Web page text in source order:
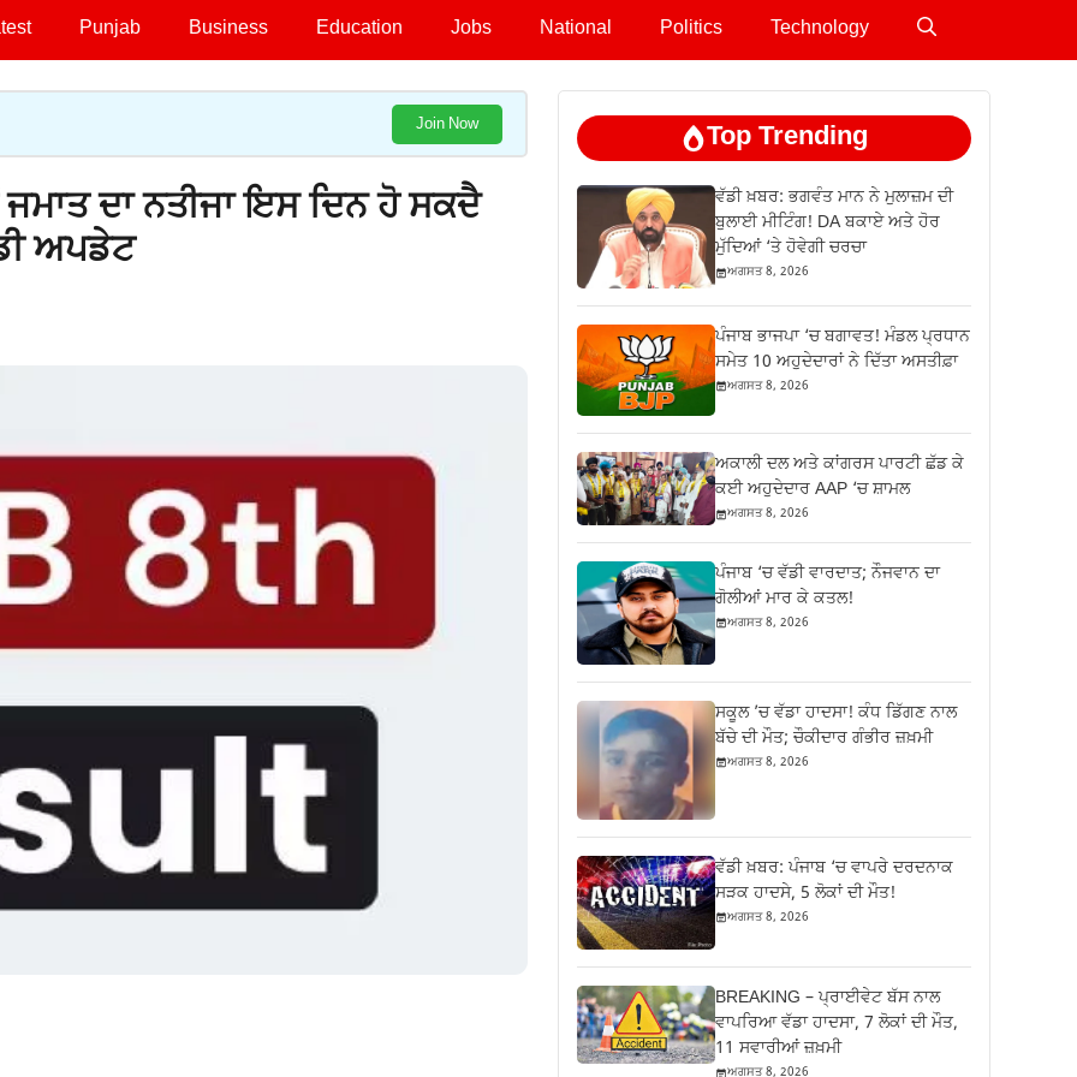
Punjab Business Education Jobs National Politics Technology
Join Now
ਦਾ ਨਤੀਜਾ ਇਸ ਦਿਨ ਹੋ ਸਕਦੈ
ਅਪਡੇਟ
Top Trending
ਵੱਡੀ ਖ਼ਬਰ: ਭਗਵੰਤ ਮਾਨ ਨੇ ਮੁਲਾਜ਼ਮ ਦੀ
ਬੁਲਾਈ ਮੀਟਿੰਗ! DA ਬਕਾਏ ਅਤੇ ਹੋਰ
ਮੁੱਦਿਆਂ ‘ਤੇ ਹੋਵੇਗੀ ਚਰਚਾ
ਅਗਸਤ 8, 2026
ਪੰਜਾਬ ਭਾਜਪਾ ‘ਚ ਬਗਾਵਤ! ਮੰਡਲ ਪ੍ਰਧਾਨ
ਸਮੇਤ 10 ਅਹੁਦੇਦਾਰਾਂ ਨੇ ਦਿੱਤਾ ਅਸਤੀਫ਼ਾ
ਅਗਸਤ 8, 2026
ਅਕਾਲੀ ਦਲ ਅਤੇ ਕਾਂਗਰਸ ਪਾਰਟੀ ਛੱਡ ਕੇ
ਕਈ ਅਹੁਦੇਦਾਰ AAP ‘ਚ ਸ਼ਾਮਲ
ਅਗਸਤ 8, 2026
ਪੰਜਾਬ ‘ਚ ਵੱਡੀ ਵਾਰਦਾਤ; ਨੌਜਵਾਨ ਦਾ
ਗੋਲੀਆਂ ਮਾਰ ਕੇ ਕਤਲ!
ਅਗਸਤ 8, 2026
ਸਕੂਲ ’ਚ ਵੱਡਾ ਹਾਦਸਾ! ਕੰਧ ਡਿੱਗਣ ਨਾਲ
ਬੱਚੇ ਦੀ ਮੌਤ; ਚੌਕੀਦਾਰ ਗੰਭੀਰ ਜ਼ਖ਼ਮੀ
ਅਗਸਤ 8, 2026
ਵੱਡੀ ਖ਼ਬਰ: ਪੰਜਾਬ ‘ਚ ਵਾਪਰੇ ਦਰਦਨਾਕ
ਸੜਕ ਹਾਦਸੇ, 5 ਲੋਕਾਂ ਦੀ ਮੌਤ!
ਅਗਸਤ 8, 2026
BREAKING – ਪ੍ਰਾਈਵੇਟ ਬੱਸ ਨਾਲ
ਵਾਪਰਿਆ ਵੱਡਾ ਹਾਦਸਾ, 7 ਲੋਕਾਂ ਦੀ ਮੌਤ,
11 ਸਵਾਰੀਆਂ ਜ਼ਖ਼ਮੀ
ਅਗਸਤ 8, 2026